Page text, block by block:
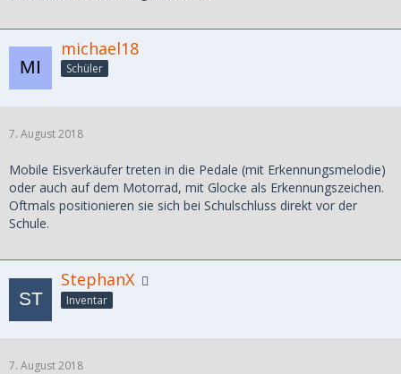
michael18
Schüler
7. August 2018
Mobile Eisverkäufer treten in die Pedale (mit Erkennungsmelodie)
oder auch auf dem Motorrad, mit Glocke als Erkennungszeichen.
Oftmals positionieren sie sich bei Schulschluss direkt vor der
Schule.
StephanX
Inventar
7. August 2018